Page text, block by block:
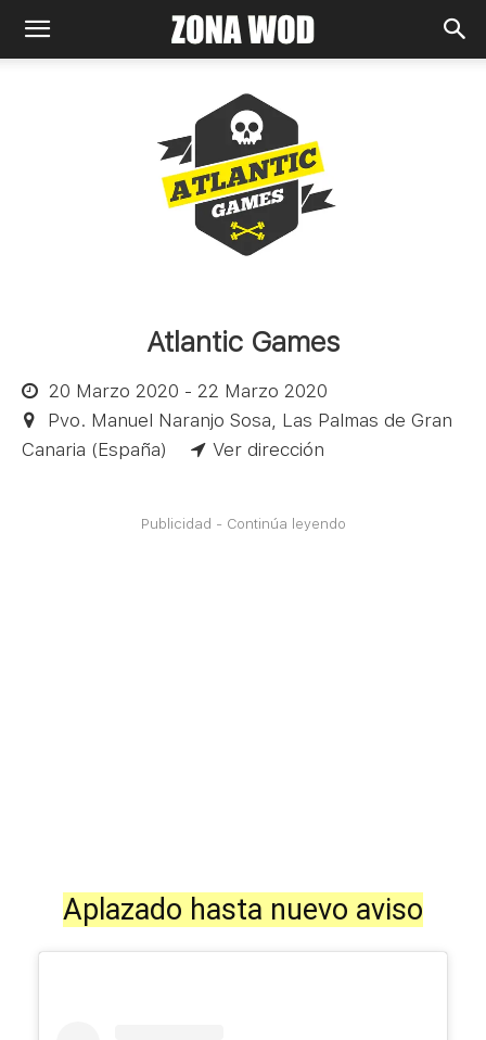
Atlantic Games
20 Marzo 2020 - 22 Marzo 2020
Pvo. Manuel Naranjo Sosa, Las Palmas de Gran
Canaria (España)
Ver dirección
Publicidad - Continúa leyendo
Aplazado hasta nuevo aviso